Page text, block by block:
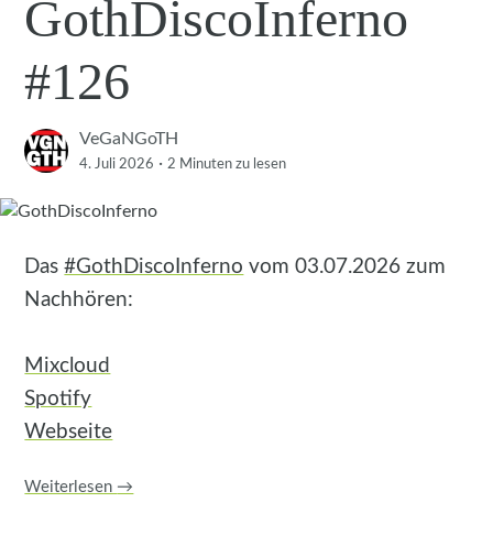
GothDiscoInferno
#126
VeGaNGoTH
4. Juli 2026 · 2 Minuten zu lesen
Das#GothDiscoInferno vom 03.07.2026 zum
Nachhören:
Mixcloud
Spotify
Webseite
Weiterlesen →